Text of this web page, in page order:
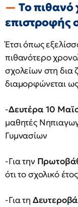
Το πιθανό
επιστροφής
Έτσι όπως
πιθανότερο
σχολείων στη δια
διαμορφώνεται
-Δευτέρα 10
μαθητές
Γυμνασίων
-Για την
ότι το σχολικό
-Για τη